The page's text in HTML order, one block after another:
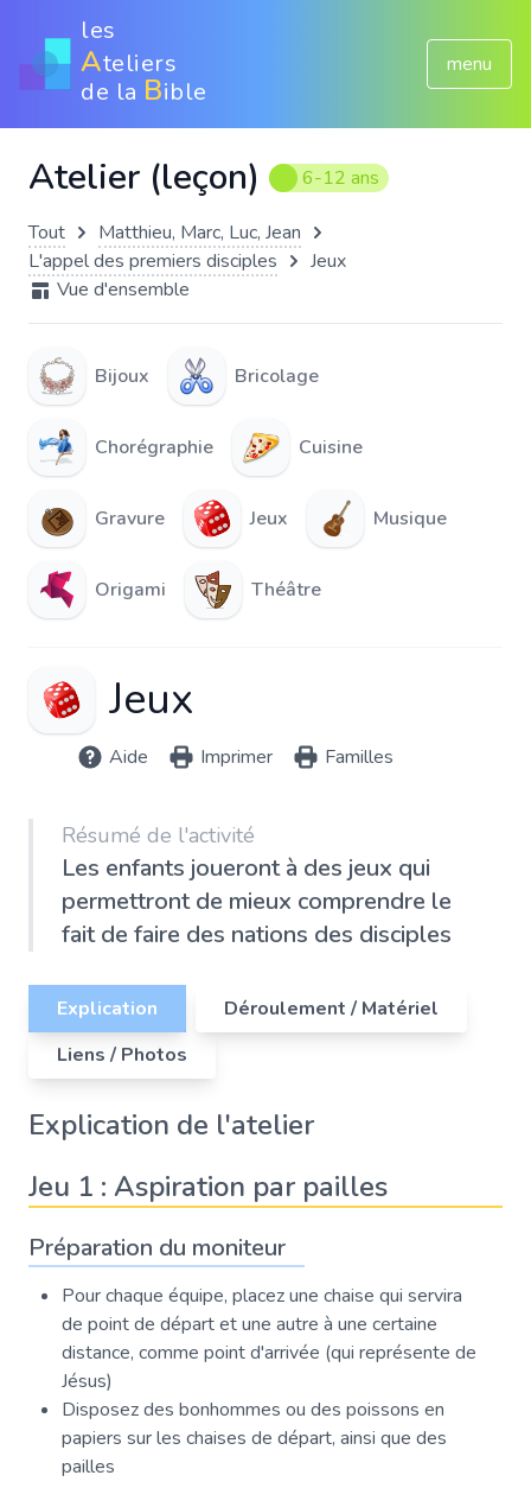
les
Ateliers
de la Bible
menu
Atelier (leçon) 6-12 ans
Tout
Matthieu, Marc, Luc, Jean
L'appel des premiers disciples
Jeux
Vue d'ensemble
Bijoux Bricolage
Chorégraphie Cuisine
Gravure Jeux Musique
Origami Théâtre
Jeux
Aide Imprimer Familles
Résumé de l'activité
Les enfants joueront à des jeux qui
permettront de mieux comprendre le
fait de faire des nations des disciples
Explication
Déroulement / Matériel
Liens / Photos
Explication de l'atelier
Jeu 1 : Aspiration par pailles
Préparation du moniteur
Pour chaque équipe, placez une chaise qui servira
de point de départ et une autre à une certaine
distance, comme point d'arrivée (qui représente de
Jésus)
Disposez des bonhommes ou des poissons en
papiers sur les chaises de départ, ainsi que des
pailles